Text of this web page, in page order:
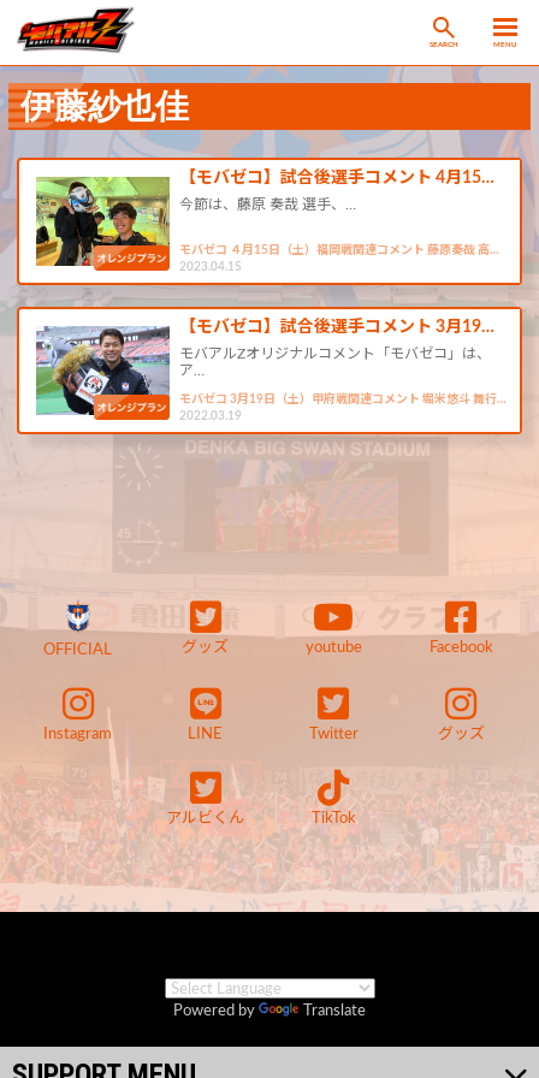
SEARCH MENU
伊藤紗也佳
【モバゼコ】試合後選手コメント 4月15…
今節は、藤原 奏哉 選手、…
モバゼコ ４月15日（土）福岡戦関連コメント 藤原奏哉 高…
2023.04.15
【モバゼコ】試合後選手コメント 3月19…
モバアルZオリジナルコメント「モバゼコ」は、
ア…
モバゼコ 3月19日（土）甲府戦関連コメント 堀米悠斗 舞行…
2022.03.19
OFFICIAL グッズ youtube Facebook
Instagram LINE Twitter グッズ
アルビくん TikTok
Powered by Translate